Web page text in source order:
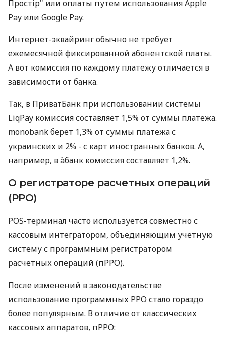
Простір" или оплаты путем использования Apple
Pay или Google Pay.
Интернет-эквайринг обычно не требует
ежемесячной фиксированной абонентской платы.
А вот комиссия по каждому платежу отличается в
зависимости от банка.
Так, в ПриватБанк при использовании системы
LiqPay комиссия составляет 1,5% от суммы платежа.
monobank берет 1,3% от суммы платежа с
украинских и 2% - с карт иностранных банков. А,
например, в àбанк комиссия составляет 1,2%.
О регистраторе расчетных операций
(РРО)
POS-терминал часто используется совместно с
кассовым интегратором, объединяющим учетную
систему с программным регистратором
расчетных операций (пРРО).
После изменений в законодательстве
использование программных РРО стало гораздо
более популярным. В отличие от классических
кассовых аппаратов, пРРО: